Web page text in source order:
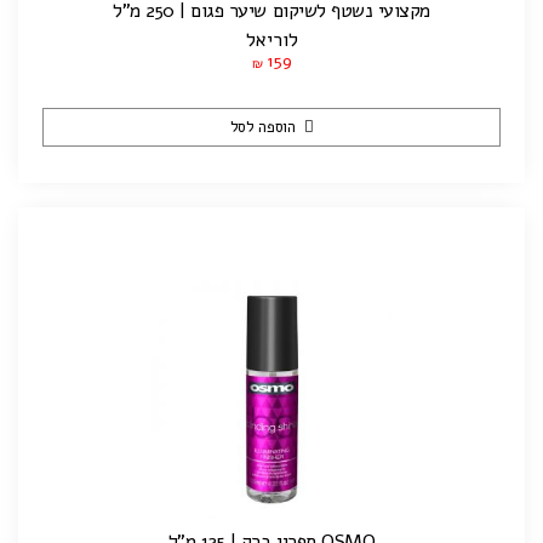
מקצועי נשטף לשיקום שיער פגום | 250 מ”ל
לוריאל
₪ 159
הוספה לסל